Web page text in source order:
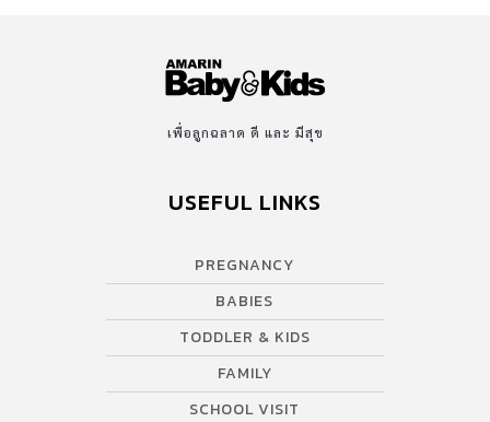
เพื่อลูกฉลาด ดี และ มีสุข
USEFUL LINKS
PREGNANCY
BABIES
TODDLER & KIDS
FAMILY
SCHOOL VISIT